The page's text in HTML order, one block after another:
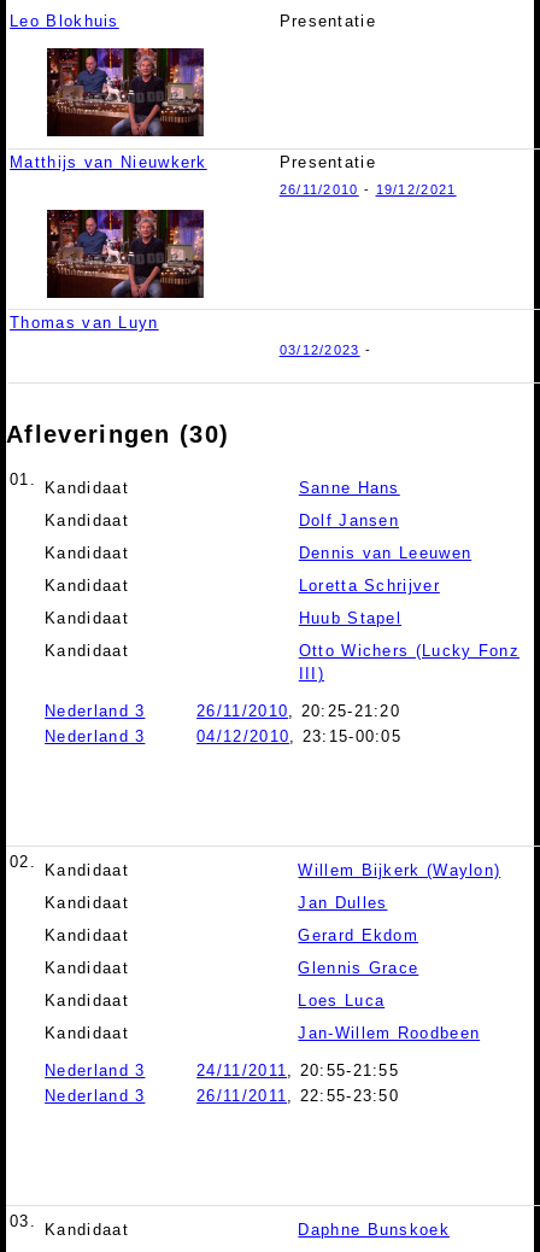
Leo Blokhuis Presentatie
Matthijs van Nieuwkerk Presentatie
26/11/2010 - 19/12/2021
Thomas van Luyn
03/12/2023 -
Afleveringen (30)
01. Kandidaat
Sanne Hans
Kandidaat
Dolf Jansen
Kandidaat
Dennis van Leeuwen
Kandidaat
Loretta Schrijver
Kandidaat
Huub Stapel
Kandidaat
Otto Wichers (Lucky Fonz
III)
Nederland 3 26/11/2010, 20:25-21:20
Nederland 3
04/12/2010, 23:15-00:05
02. Kandidaat
Willem Bijkerk (Waylon)
Kandidaat
Jan Dulles
Kandidaat
Gerard Ekdom
Kandidaat
Glennis Grace
Kandidaat
Loes Luca
Kandidaat
Jan-Willem Roodbeen
Nederland 3 24/11/2011, 20:55-21:55
Nederland 3
26/11/2011, 22:55-23:50
03. Kandidaat
Daphne Bunskoek